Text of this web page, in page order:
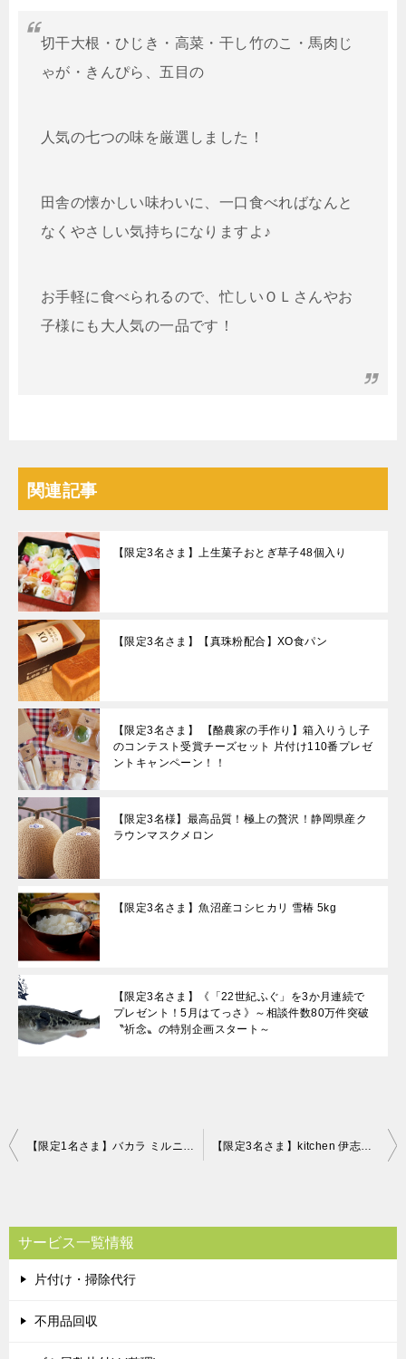
切干大根・ひじき・高菜・干し竹のこ・馬肉じ
ゃが・きんぴら、五目の
人気の七つの味を厳選しました！
田舎の懐かしい味わいに、一口食べればなんと
なくやさしい気持ちになりますよ♪
お手軽に食べられるので、忙しいＯＬさんやお
子様にも大人気の一品です！
関連記事
【限定3名さま】上生菓子おとぎ草子48個入り
【限定3名さま】【真珠粉配合】XO食パン
【限定3名さま】 【酪農家の手作り】箱入りうし子
のコンテスト受賞チーズセット 片付け110番プレゼ
ントキャンペーン！！
【限定3名様】最高品質！極上の贅沢！静岡県産ク
ラウンマスクメロン
【限定3名さま】魚沼産コシヒカリ 雪椿 5kg
【限定3名さま】《「22世紀ふぐ」を3か月連続で
プレゼント！5月はてっさ》～相談件数80万件突破
〝祈念〟の特別企画スタート～
投
ビ
ゲ
ー
シ
【限定1名さま】バカラ ミルニュイ ハイボール 【限定3名さま】kitchen 伊志川 ビーフシチュー＆ハンバーグ 片付け110番プレゼントキャンペーン♪
サービス一覧情報
片付け・掃除代行
不用品回収